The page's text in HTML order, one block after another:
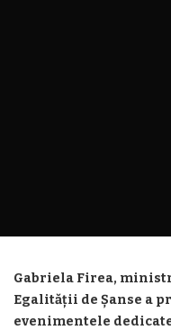
Gabriela Firea,
Egalității de Șanse a
evenimentele